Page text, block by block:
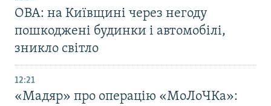
ОВА: на Київщині через негоду
пошкоджені будинки і автомобілі,
зникло світло
12:21
«Мадяр» про операцію «МоЛоЧКа»: